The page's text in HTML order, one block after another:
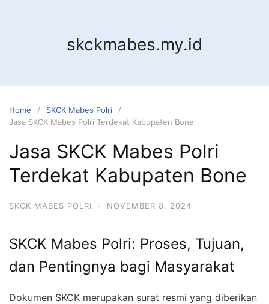
skckmabes.my.id
Home
SKCK Mabes Polri
Jasa SKCK Mabes Polri Terdekat Kabupaten Bone
Jasa SKCK Mabes Polri
Terdekat Kabupaten Bone
SKCK MABES POLRI · NOVEMBER 8, 2024
SKCK Mabes Polri: Proses, Tujuan,
dan Pentingnya bagi Masyarakat
Dokumen SKCK merupakan surat resmi yang diberikan